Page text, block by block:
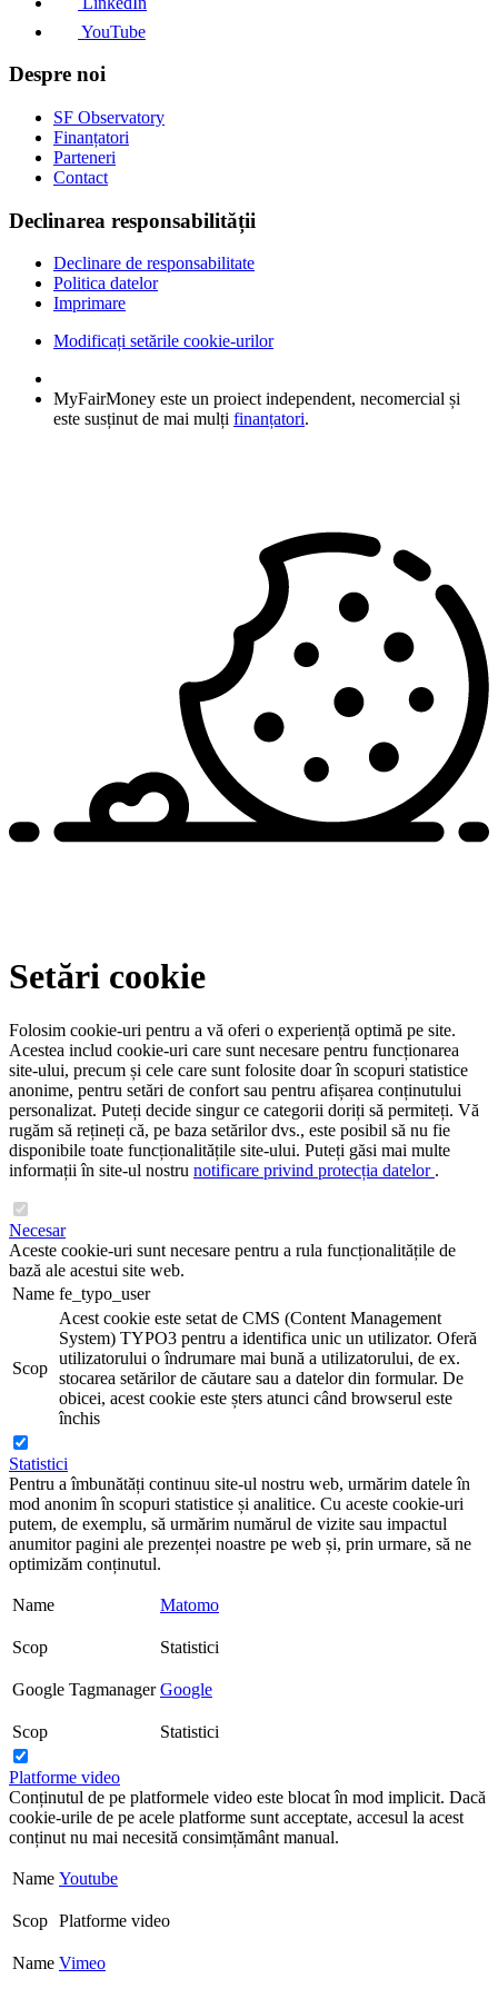
YouTube
Despre noi
SF Observatory
Finanțatori
Parteneri
Contact
Declinarea responsabilității
Declinare de responsabilitate
Politica datelor
Imprimare
Modificați setările cookie-urilor
MyFairMoney este un proiect independent, necomercial și
este susținut de mai mulți finanțatori.
Setări cookie
Folosim cookie-uri pentru a vă oferi o experiență optimă pe site.
Acestea includ cookie-uri care sunt necesare pentru funcționarea
site-ului, precum și cele care sunt folosite doar în scopuri statistice
anonime, pentru setări de confort sau pentru afișarea conținutului
personalizat. Puteți decide singur ce categorii doriți să permiteți. Vă
rugăm să rețineți că, pe baza setărilor dvs., este posibil să nu fie
disponibile toate funcționalitățile site-ului. Puteți găsi mai multe
informații în site-ul nostru notificare privind protecția datelor .
Necesar
Aceste cookie-uri sunt necesare pentru a rula funcționalitățile de
bază ale acestui site web.
Name fe_typo_user
Scop
Acest cookie este setat de CMS (Content Management
System) TYPO3 pentru a identifica unic un utilizator. Oferă
utilizatorului o îndrumare mai bună a utilizatorului, de ex.
stocarea setărilor de căutare sau a datelor din formular. De
obicei, acest cookie este șters atunci când browserul este
închis
Statistici
Pentru a îmbunătăți continuu site-ul nostru web, urmărim datele în
mod anonim în scopuri statistice și analitice. Cu aceste cookie-uri
putem, de exemplu, să urmărim numărul de vizite sau impactul
anumitor pagini ale prezenței noastre pe web și, prin urmare, să ne
optimizăm conținutul.
Name Matomo
Scop Statistici
Google Tagmanager Google
Scop Statistici
Platforme video
Conținutul de pe platformele video este blocat în mod implicit. Dacă
cookie-urile de pe acele platforme sunt acceptate, accesul la acest
conținut nu mai necesită consimțământ manual.
Name Youtube
Scop Platforme video
Name Vimeo